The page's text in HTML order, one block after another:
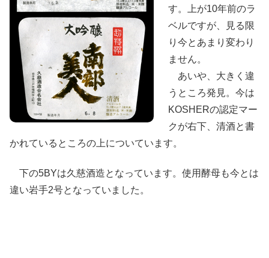
す。上が10年前のラ
ベルですが、見る限
り今とあまり変わり
ません。
あいや、大きく違
うところ発見。今は
KOSHERの認定マー
クが右下、清酒と書
かれているところの上についています。
下の5BYは久慈酒造となっています。使用酵母も今とは
違い岩手2号となっていました。